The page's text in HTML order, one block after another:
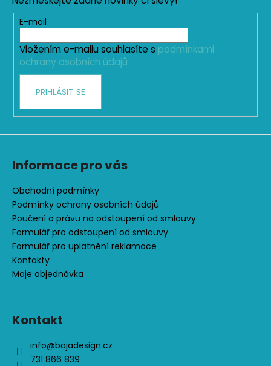
c
í
p
r
ý
p
E-mail
Vložením e-mailu souhlasíte s podmínkami
ochrany osobních údajů
PŘIHLÁSIT SE
Informace pro vás
Obchodní podmínky
Podmínky ochrany osobních údajů
Poučení o právu na odstoupení od smlouvy
Formulář pro odstoupení od smlouvy
Formulář pro uplatnění reklamace
Kontakty
Moje objednávka
Kontakt
info@bajadesign.cz
731 866 839